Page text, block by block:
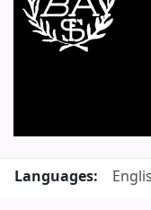
Languages: